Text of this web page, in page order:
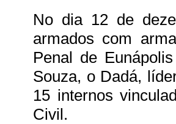
No dia 12 de
armados com
Penal de
Souza, o Dadá,
15 internos
Civil.